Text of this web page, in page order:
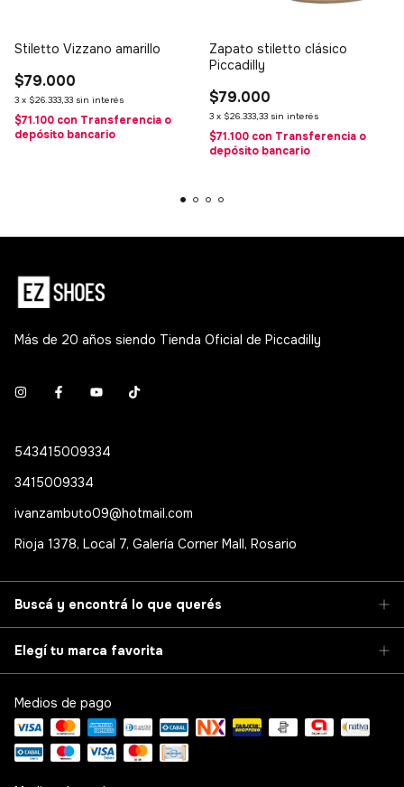
Stiletto Vizzano amarillo
$79.000
3 x $26.333,33 sin interés
$71.100 con Transferencia o
depósito bancario
Zapato stiletto clásico
Piccadilly
$79.000
3 x $26.333,33 sin interés
$71.100 con Transferencia o
depósito bancario
Más de 20 años siendo Tienda Oficial de Piccadilly
543415009334
3415009334
ivanzambuto09@hotmail.com
Rioja 1378, Local 7, Galería Corner Mall, Rosario
Buscá y encontrá lo que querés
Elegí tu marca favorita
Medios de pago